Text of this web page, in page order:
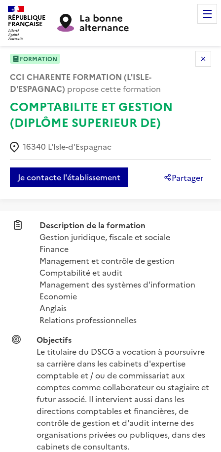
RÉPUBLIQUE
FRANÇAISE
FORMATION
CCI CHARENTE FORMATION (L'ISLE-
D'ESPAGNAC) propose cette formation
COMPTABILITE ET GESTION
(DIPLÔME SUPERIEUR DE)
16340 L'Isle-d'Espagnac
Je contacte l'établissement Partager
Description de la formation
Gestion juridique, fiscale et sociale
Finance
Management et contrôle de gestion
Comptabilité et audit
Management des systèmes d'information
Economie
Anglais
Relations professionnelles
Objectifs
Le titulaire du DSCG a vocation à poursuivre
sa carrière dans les cabinets d'expertise
comptable et / ou de commissariat aux
comptes comme collaborateur ou stagiaire et
futur associé. Il intervient aussi dans les
directions comptables et financières, de
contrôle de gestion et d'audit interne des
organisations privées ou publiques, dans des
cabinets de consultants.